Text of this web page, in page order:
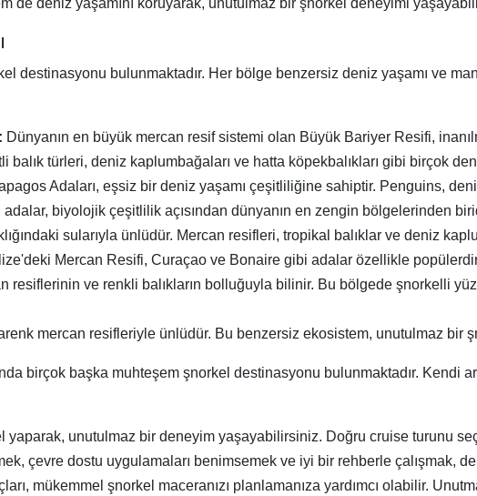
de deniz yaşamını koruyarak, unutulmaz bir şnorkel deneyimi
destinasyonu bulunmaktadır. Her bölge benzersiz deniz yaşamı ve
Dünyanın en büyük mercan resif sistemi olan Büyük Bariyer Resifi,
balık türleri, deniz kaplumbağaları ve hatta köpekbalıkları gibi birçok
Adaları, eşsiz bir deniz yaşamı çeşitliliğine sahiptir. Penguins,
biyolojik çeşitlilik açısından dünyanın en zengin bölgelerinden
sularıyla ünlüdür. Mercan resifleri, tropikal balıklar ve deniz
Mercan Resifi, Curaçao ve Bonaire gibi adalar özellikle
resiflerinin ve renkli balıkların bolluğuyla bilinir. Bu bölgede şnorkelli
mercan resifleriyle ünlüdür. Bu benzersiz ekosistem, unutulmaz bir
birçok başka muhteşem şnorkel destinasyonu bulunmaktadır. Kendi
yaparak, unutulmaz bir deneyim yaşayabilirsiniz. Doğru cruise turunu
çevre dostu uygulamaları benimsemek ve iyi bir rehberle çalışmak,
mükemmel şnorkel maceranızı planlamanıza yardımcı olabilir.